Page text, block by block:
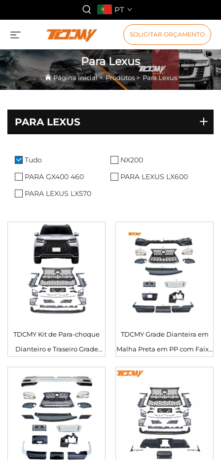
PT
SOLICITAR ORÇAMENTO
Para Lexus
Página Inicial>Produtos> Para Lexus
PARA LEXUS
Tudo
NX200
PARA GX400 460
PARA LEXUS LX600
PARA LEXUS LX570
TDCMY Kit de Para-choque
Dianteiro e Traseiro Grade
Carroceria para Lexus LX600
TDCMY Grade Dianteira em
Malha Preta em PP com Faixa
contra Insetos para Lexus
LX570 2019